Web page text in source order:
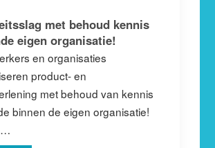
met behoud kennis
eigen organisatie!
en organisaties
product- en
met behoud van kennis
binnen de eigen organisatie!